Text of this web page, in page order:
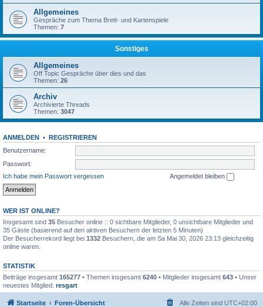
Allgemeines
Gespräche zum Thema Brett- und Kartenspiele
Themen: 7
Sonstiges
Allgemeines
Off Topic Gespräche über dies und das
Themen: 26
Archiv
Archivierte Threads
Themen: 3047
ANMELDEN • REGISTRIEREN
Benutzername:
Passwort:
Ich habe mein Passwort vergessen
Angemeldet bleiben
WER IST ONLINE?
Insgesamt sind 35 Besucher online :: 0 sichtbare Mitglieder, 0 unsichtbare Mitglieder und
35 Gäste (basierend auf den aktiven Besuchern der letzten 5 Minuten)
Der Besucherrekord liegt bei 1332 Besuchern, die am Sa Mai 30, 2026 23:13 gleichzeitig
online waren.
STATISTIK
Beiträge insgesamt 165277 • Themen insgesamt 6240 • Mitglieder insgesamt 643 • Unser
neuestes Mitglied: resgart
Startseite Foren-Übersicht Alle Zeiten sind UTC+02:00